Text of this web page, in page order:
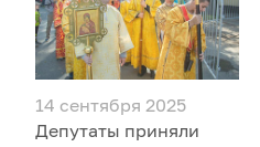
14 сентября 2025
Депутаты приняли